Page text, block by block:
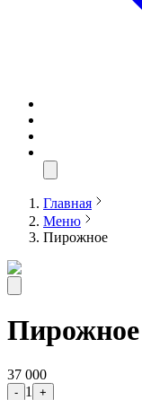
Главная
Меню
Пирожное
Пирожное
37 000
- 1
+